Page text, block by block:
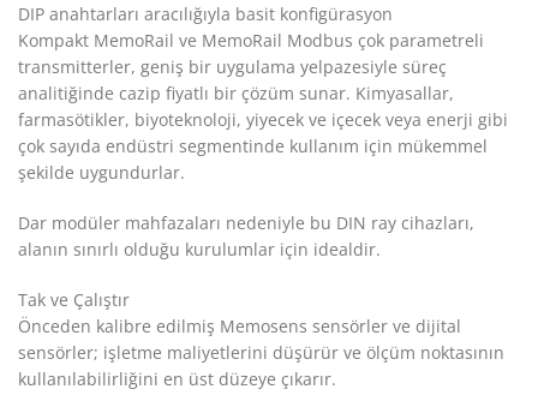
DIP anahtarları aracılığıyla basit konfigürasyon
Kompakt MemoRail ve MemoRail Modbus çok parametreli
transmitterler, geniş bir uygulama yelpazesiyle süreç
analitiğinde cazip fiyatlı bir çözüm sunar. Kimyasallar,
farmasötikler, biyoteknoloji, yiyecek ve içecek veya enerji gibi
çok sayıda endüstri segmentinde kullanım için mükemmel
şekilde uygundurlar.
Dar modüler mahfazaları nedeniyle bu DIN ray cihazları,
alanın sınırlı olduğu kurulumlar için idealdir.
Tak ve Çalıştır
Önceden kalibre edilmiş Memosens sensörler ve dijital
sensörler; işletme maliyetlerini düşürür ve ölçüm noktasının
kullanılabilirliğini en üst düzeye çıkarır.